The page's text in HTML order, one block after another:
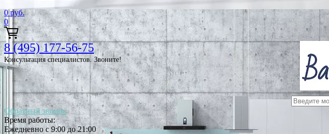
0 руб.
0
8 (495) 177-56-75
Консультация специалистов. Звоните!
Обратный звонок
Время работы:
Ежедневно с 9:00 до 21:00